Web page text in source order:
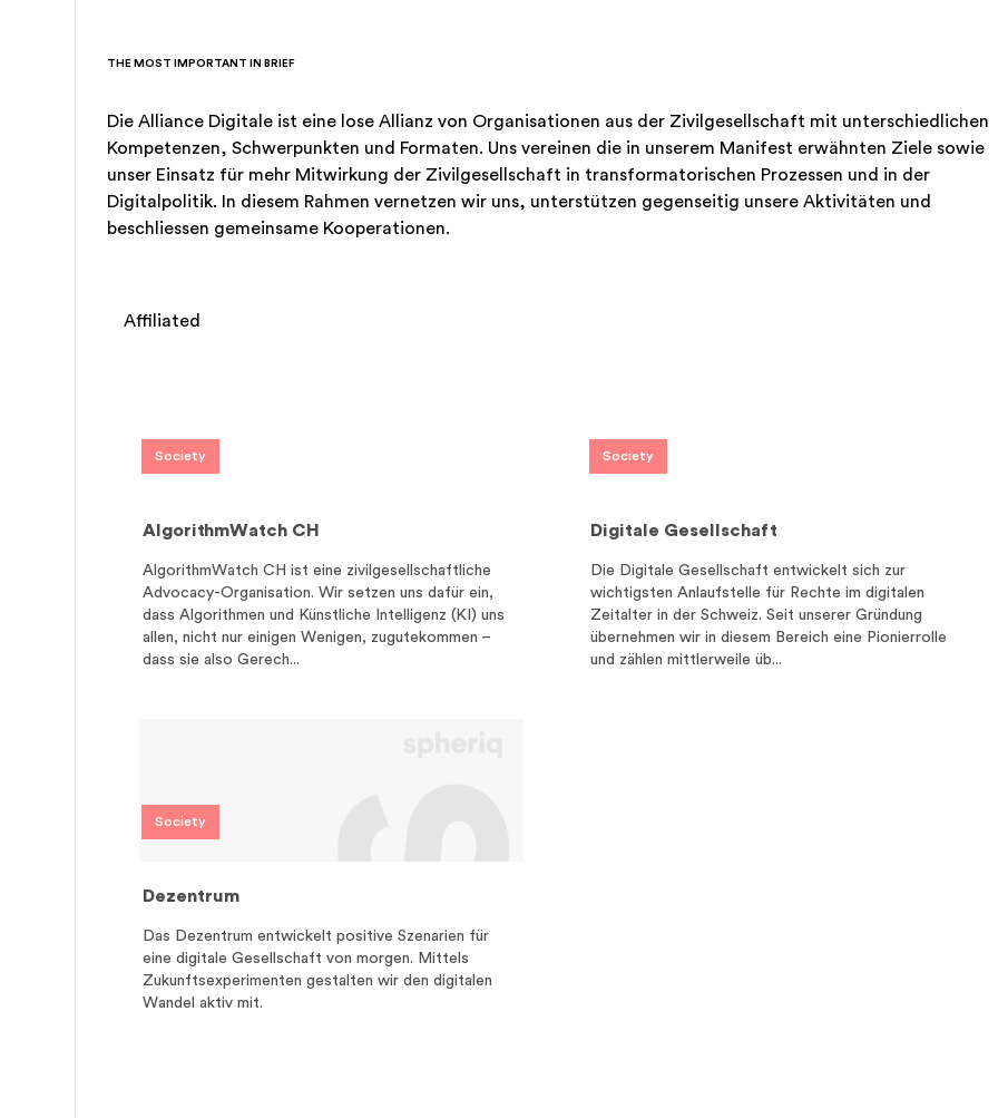
THE MOST IMPORTANT IN BRIEF
Die Alliance Digitale ist eine lose Allianz von Organisationen aus der Zivilgesellschaft mit unterschiedlichen
Kompetenzen, Schwerpunkten und Formaten. Uns vereinen die in unserem Manifest erwähnten Ziele sowie
unser Einsatz für mehr Mitwirkung der Zivilgesellschaft in transformatorischen Prozessen und in der
Digitalpolitik. In diesem Rahmen vernetzen wir uns, unterstützen gegenseitig unsere Aktivitäten und
beschliessen gemeinsame Kooperationen.
Affiliated
Society
AlgorithmWatch CH
AlgorithmWatch CH ist eine zivilgesellschaftliche
Advocacy-Organisation. Wir setzen uns dafür ein,
dass Algorithmen und Künstliche Intelligenz (KI) uns
allen, nicht nur einigen Wenigen, zugutekommen –
dass sie also Gerech...
Society
Digitale Gesellschaft
Die Digitale Gesellschaft entwickelt sich zur
wichtigsten Anlaufstelle für Rechte im digitalen
Zeitalter in der Schweiz. Seit unserer Gründung
übernehmen wir in diesem Bereich eine Pionierrolle
und zählen mittlerweile üb...
Society
Dezentrum
Das Dezentrum entwickelt positive Szenarien für
eine digitale Gesellschaft von morgen. Mittels
Zukunftsexperimenten gestalten wir den digitalen
Wandel aktiv mit.